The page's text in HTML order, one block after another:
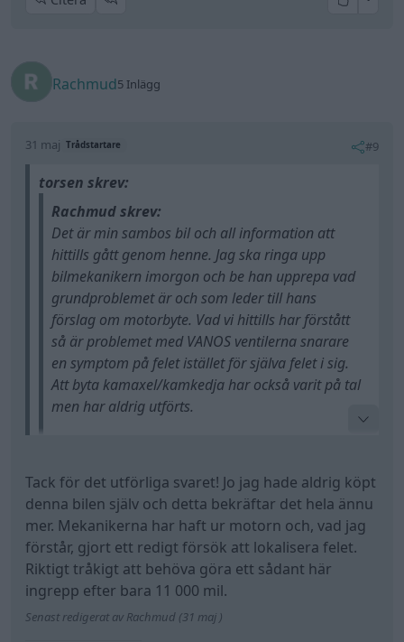
Rachmud5 Inlägg
31 maj Trådstartare #9
torsen skrev:
Rachmud skrev:
Det är min sambos bil och all information att
hittills gått genom henne. Jag ska ringa upp
bilmekanikern imorgon och be han upprepa vad
grundproblemet är och som leder till hans
förslag om motorbyte. Vad vi hittills har förstått
så är problemet med VANOS ventilerna snarare
en symptom på felet istället för själva felet i sig.
Att byta kamaxel/kamkedja har också varit på tal
men har aldrig utförts.
Tyvärr har bilmekanikern rätt - detta är en BMW-
produkt med deras mindre god kvalitet på vissa
motorer.
Härutöver är det ohemult trångt och besvärligt att
arbeta med bils motorer.
Motorerna behöver ofta lyftas ur för vissa ingrepp,
Tack för det utförliga svaret! Jo jag hade aldrig köpt
denna bilen själv och detta bekräftar det hela ännu
mer. Mekanikerna har haft ur motorn och, vad jag
förstår, gjort ett redigt försök att lokalisera felet.
Riktigt tråkigt att behöva göra ett sådant här
ingrepp efter bara 11 000 mil.
Senast redigerat av Rachmud (31 maj )